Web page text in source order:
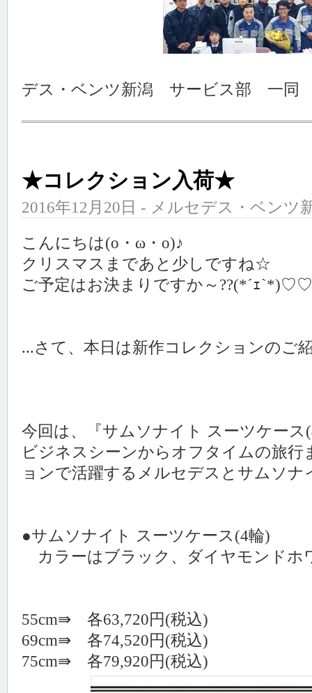
デス・ベンツ新潟 サービス部 一同
★コレクション入荷★
2016年12月20日 - メルセデス・ベンツ
こんにちは(o・ω・o)♪
クリスマスまであと少しですね☆
ご予定はお決まりですか～??(*´ｪ`*)♡♡
...さて、本日は新作コレクションのご
今回は、『サムソナイト スーツケー
ビジネスシーンからオフタイムの旅
ョンで活躍するメルセデスとサムソ
●サムソナイト スーツケース(4輪)
カラーはブラック、ダイヤモンドホ
55cm⇛ 各63,720円(税込)
69cm⇛ 各74,520円(税込)
75cm⇛ 各79,920円(税込)